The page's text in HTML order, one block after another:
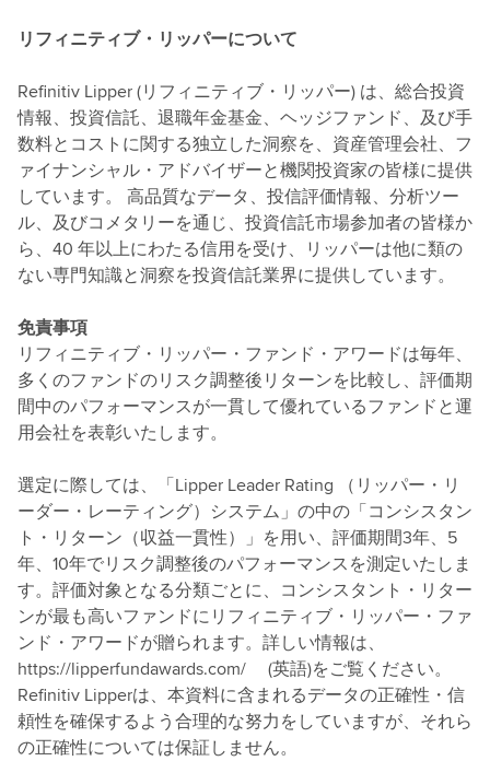
リフィニティブ・リッパーについて
Refinitiv Lipper (リフィニティブ・リッパー) は、総合投資
情報、投資信託、退職年金基金、ヘッジファンド、及び手
数料とコストに関する独立した洞察を、資産管理会社、フ
ァイナンシャル・アドバイザーと機関投資家の皆様に提供
しています。 高品質なデータ、投信評価情報、分析ツー
ル、及びコメタリーを通じ、投資信託市場参加者の皆様か
ら、40 年以上にわたる信用を受け、リッパーは他に類の
ない専門知識と洞察を投資信託業界に提供しています。
免責事項
リフィニティブ・リッパー・ファンド・アワードは毎年、
多くのファンドのリスク調整後リターンを比較し、評価期
間中のパフォーマンスが一貫して優れているファンドと運
用会社を表彰いたします。
選定に際しては、「Lipper Leader Rating （リッパー・リ
ーダー・レーティング）システム」の中の「コンシスタン
ト・リターン（収益一貫性）」を用い、評価期間3年、5
年、10年でリスク調整後のパフォーマンスを測定いたしま
す。評価対象となる分類ごとに、コンシスタント・リター
ンが最も高いファンドにリフィニティブ・リッパー・ファ
ンド・アワードが贈られます。詳しい情報は、
https://lipperfundawards.com/ (英語)をご覧ください。
Refinitiv Lipperは、本資料に含まれるデータの正確性・信
頼性を確保するよう合理的な努力をしていますが、それら
の正確性については保証しません。